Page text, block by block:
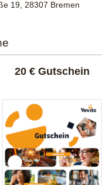
19, 28307 Bremen
20 € Gutschein